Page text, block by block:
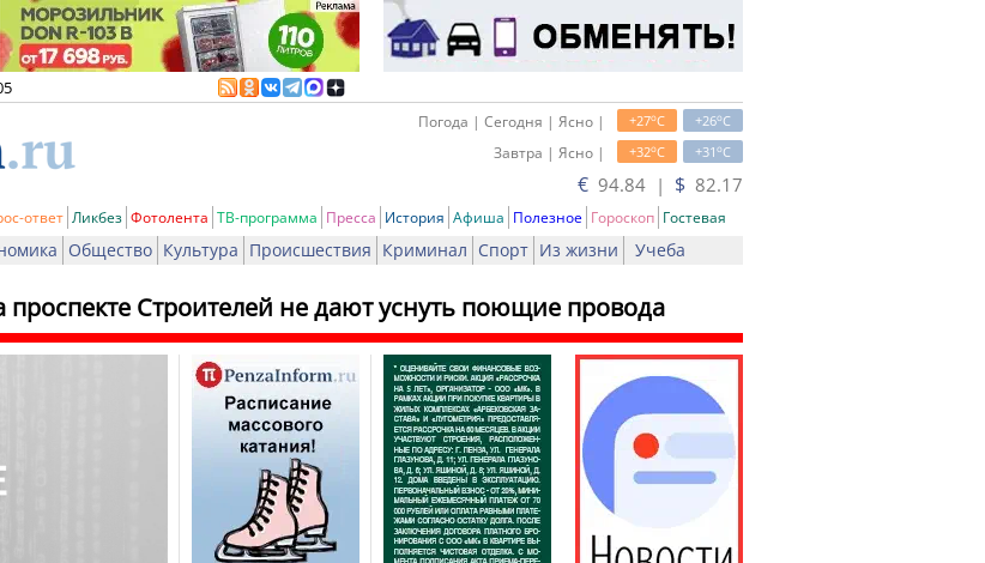
+26oC
+27oC
Погода | Сегодня | Ясно |
+31oC
+32oC
Завтра | Ясно |
€ 94.84 | $ 82.17
ответ Ликбез Фотолента ТВ-программа Пресса История Афиша Полезное Гороскоп Гостевая
Общество Культура Происшествия Криминал Спорт Из жизни Учеба
Строителей не дают уснуть поющие провода